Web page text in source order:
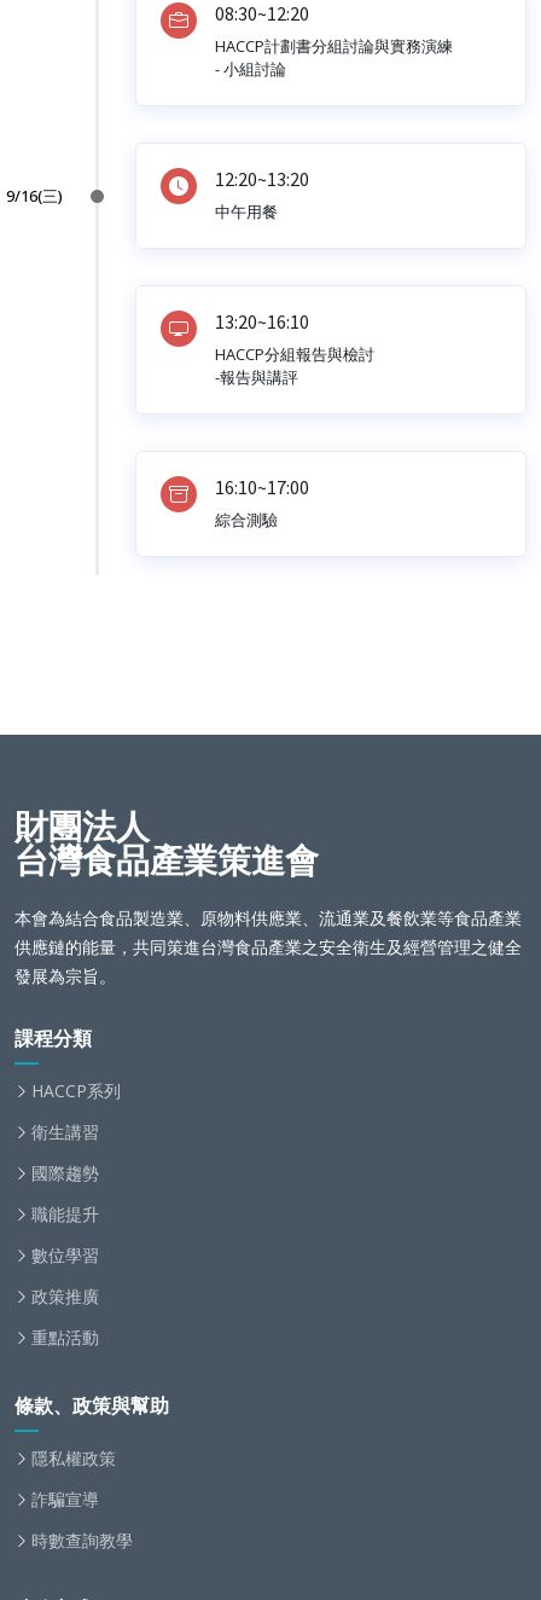
9/16(三)
08:30~12:20
HACCP計劃書分組討論與實務演練
- 小組討論
12:20~13:20
中午用餐
13:20~16:10
HACCP分組報告與檢討
-報告與講評
16:10~17:00
綜合測驗
財團法人
台灣食品產業策進會
本會為結合食品製造業、原物料供應業、流通業及餐飲業等食品產業
供應鏈的能量，共同策進台灣食品產業之安全衛生及經營管理之健全
發展為宗旨。
課程分類
HACCP系列
衛生講習
國際趨勢
職能提升
數位學習
政策推廣
重點活動
條款、政策與幫助
隱私權政策
詐騙宣導
時數查詢教學